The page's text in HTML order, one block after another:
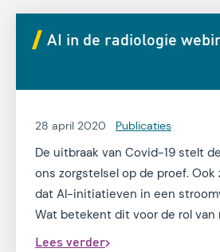
AI in de radiologie
28 april 2020 Publicaties
De uitbraak van Covid-19 stelt
ons zorgstelsel op de proef.
dat AI-initiatieven in een
Wat betekent dit voor de rol van
worden AI-initiatieven naar de
Lees verder